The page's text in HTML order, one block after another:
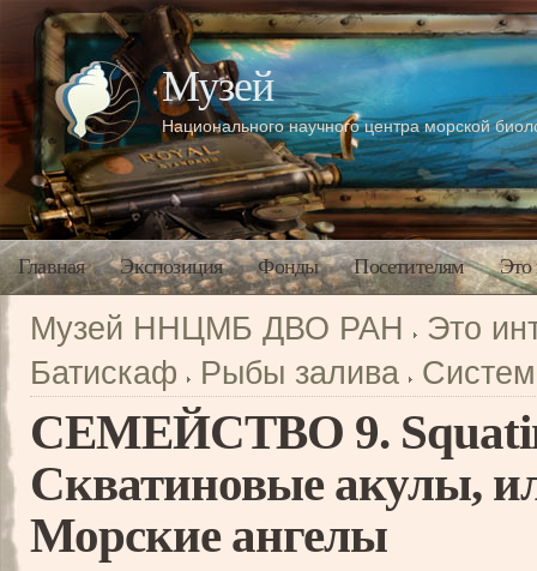
Музей
Национального научного центра морской
Главная Экспозиция Фонды Посетителям Это
Музей ННЦМБ ДВО РАН
Это
Батискаф
Рыбы залива
СЕМЕЙСТВО 9.
Скватиновые акулы,
Морские ангелы